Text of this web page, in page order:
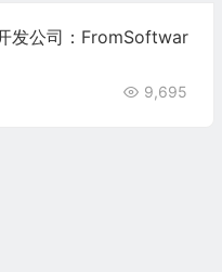
发公司：FromSoftwar
9,695